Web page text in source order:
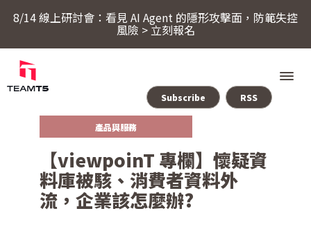
8/14 線上研討會：看見 AI Agent 的隱形攻擊面，防範失控
風險 > 立刻報名
產品與服務
Subscribe RSS
【viewpoinT 專欄】懷疑資
料庫被駭、消費者資料外
流，企業該怎麼辦?